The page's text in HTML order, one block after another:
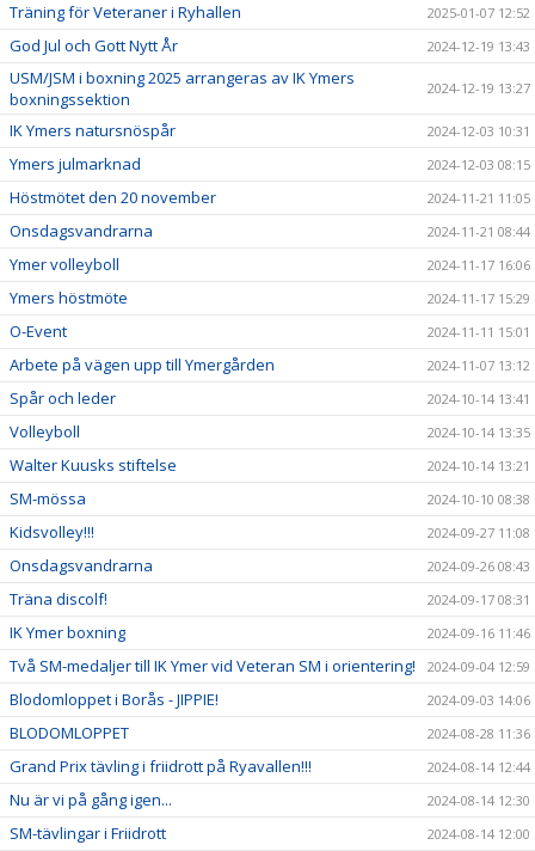
Träning för Veteraner i Ryhallen 2025-01-07 12:52
God Jul och Gott Nytt År 2024-12-19 13:43
USM/JSM i boxning 2025 arrangeras av IK Ymers
boxningssektion
2024-12-19 13:27
IK Ymers natursnöspår 2024-12-03 10:31
Ymers julmarknad 2024-12-03 08:15
Höstmötet den 20 november 2024-11-21 11:05
Onsdagsvandrarna 2024-11-21 08:44
Ymer volleyboll 2024-11-17 16:06
Ymers höstmöte 2024-11-17 15:29
O-Event 2024-11-11 15:01
Arbete på vägen upp till Ymergården 2024-11-07 13:12
Spår och leder 2024-10-14 13:41
Volleyboll 2024-10-14 13:35
Walter Kuusks stiftelse 2024-10-14 13:21
SM-mössa 2024-10-10 08:38
Kidsvolley!!! 2024-09-27 11:08
Onsdagsvandrarna 2024-09-26 08:43
Träna discolf! 2024-09-17 08:31
IK Ymer boxning 2024-09-16 11:46
Två SM-medaljer till IK Ymer vid Veteran SM i orientering! 2024-09-04 12:59
Blodomloppet i Borås - JIPPIE! 2024-09-03 14:06
BLODOMLOPPET 2024-08-28 11:36
Grand Prix tävling i friidrott på Ryavallen!!! 2024-08-14 12:44
Nu är vi på gång igen... 2024-08-14 12:30
SM-tävlingar i Friidrott 2024-08-14 12:00